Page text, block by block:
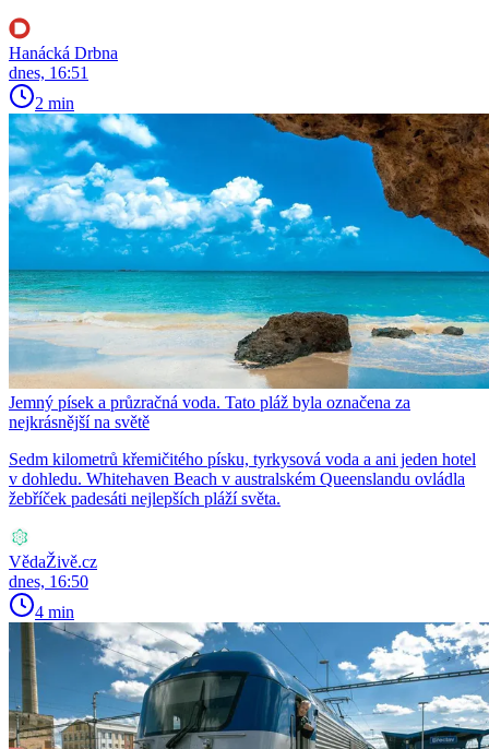
Hanácká Drbna
dnes, 16:51
2 min
Jemný písek a průzračná voda. Tato pláž byla označena za
nejkrásnější na světě
Sedm kilometrů křemičitého písku, tyrkysová voda a ani jeden hotel
v dohledu. Whitehaven Beach v australském Queenslandu ovládla
žebříček padesáti nejlepších pláží světa.
VědaŽivě.cz
dnes, 16:50
4 min